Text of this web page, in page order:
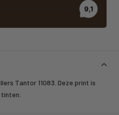
Tantor 11083. Deze print is